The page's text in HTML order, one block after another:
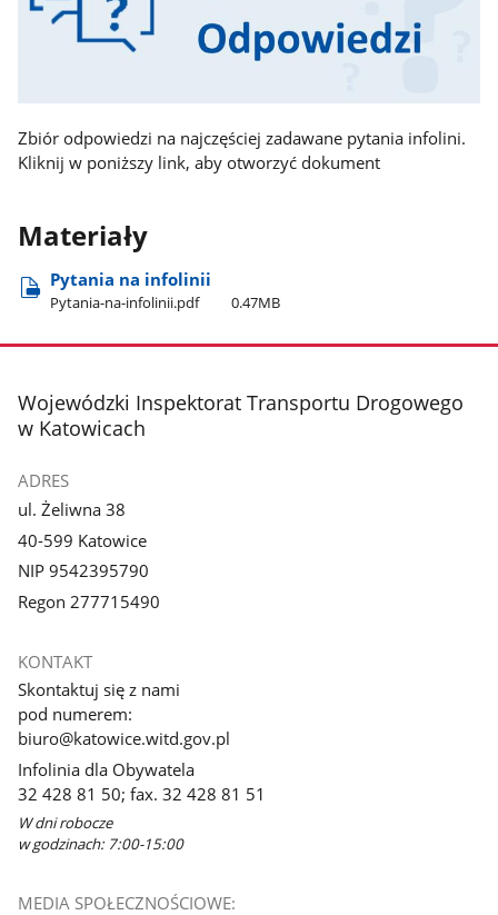
Zbiór odpowiedzi na najczęściej zadawane pytania infolini.
Kliknij w poniższy link, aby otworzyć dokument
Materiały
Pytania na infolinii
Pytania-na-infolinii.pdf 0.47MB
stopka
Wojewódzki Inspektorat Transportu Drogowego
w Katowicach
ADRES
ul. Żeliwna 38
40-599 Katowice
NIP 9542395790
Regon 277715490
KONTAKT
Skontaktuj się z nami
pod numerem:
biuro@katowice.witd.gov.pl
Infolinia dla Obywatela
32 428 81 50; fax. 32 428 81 51
W dni robocze
w godzinach: 7:00-15:00
MEDIA SPOŁECZNOŚCIOWE: